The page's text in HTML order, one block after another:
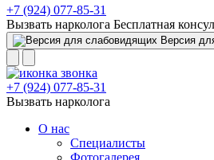
+7 (924) 077-85-31
Вызвать нарколога Бесплатная
Версия
+7 (924) 077-85-31
Вызвать нарколога
О нас
Специалисты
Фотогалерея